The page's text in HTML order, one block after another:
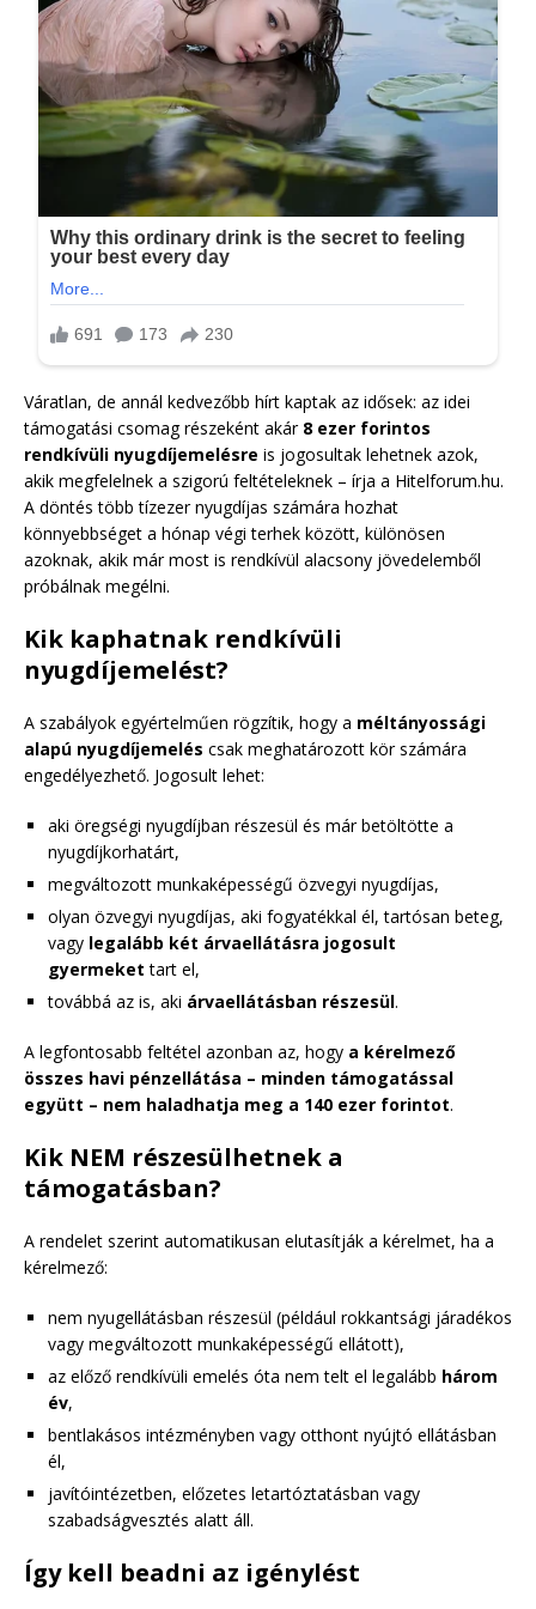
Váratlan, de annál kedvezőbb hírt kaptak az idősek: az idei
támogatási csomag részeként akár 8 ezer forintos
rendkívüli nyugdíjemelésre is jogosultak lehetnek azok,
akik megfelelnek a szigorú feltételeknek – írja a Hitelforum.hu.
A döntés több tízezer nyugdíjas számára hozhat
könnyebbséget a hónap végi terhek között, különösen
azoknak, akik már most is rendkívül alacsony jövedelemből
próbálnak megélni.
Kik kaphatnak rendkívüli
nyugdíjemelést?
A szabályok egyértelműen rögzítik, hogy a méltányossági
alapú nyugdíjemelés csak meghatározott kör számára
engedélyezhető. Jogosult lehet:
aki öregségi nyugdíjban részesül és már betöltötte a
nyugdíjkorhatárt,
megváltozott munkaképességű özvegyi nyugdíjas,
olyan özvegyi nyugdíjas, aki fogyatékkal él, tartósan beteg,
vagy legalább két árvaellátásra jogosult
gyermeket tart el,
továbbá az is, aki árvaellátásban részesül.
A legfontosabb feltétel azonban az, hogy a kérelmező
összes havi pénzellátása – minden támogatással
együtt – nem haladhatja meg a 140 ezer forintot.
Kik NEM részesülhetnek a
támogatásban?
A rendelet szerint automatikusan elutasítják a kérelmet, ha a
kérelmező:
nem nyugellátásban részesül (például rokkantsági járadékos
vagy megváltozott munkaképességű ellátott),
az előző rendkívüli emelés óta nem telt el legalább három
év,
bentlakásos intézményben vagy otthont nyújtó ellátásban
él,
javítóintézetben, előzetes letartóztatásban vagy
szabadságvesztés alatt áll.
Így kell beadni az igénylést